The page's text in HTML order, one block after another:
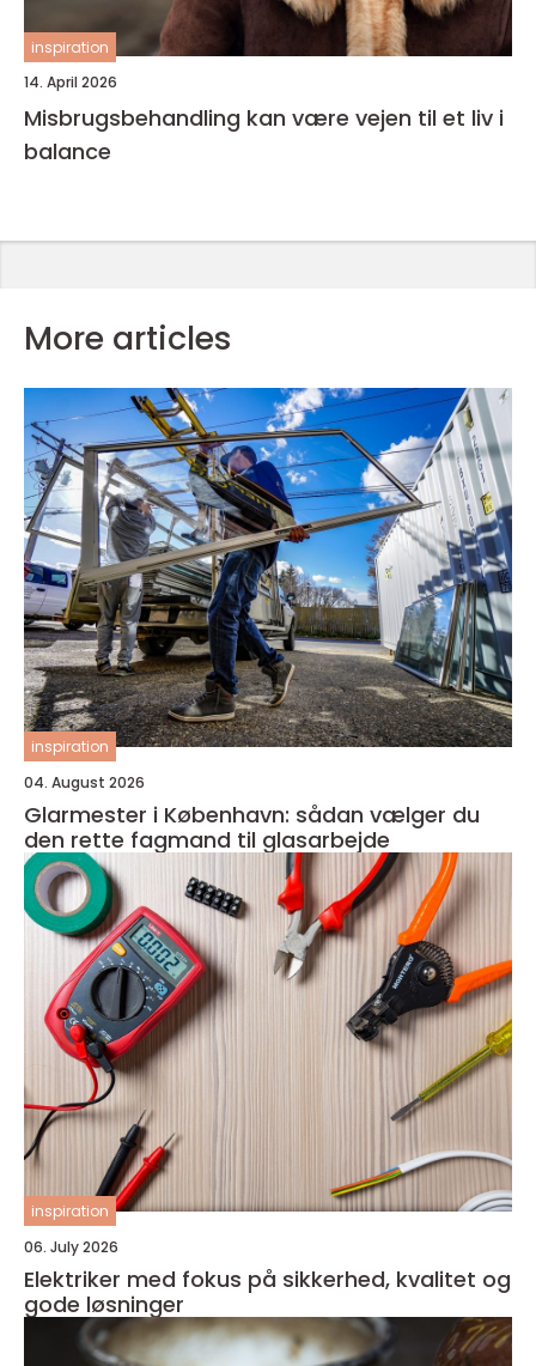
inspiration
14. April 2026
Misbrugsbehandling kan være vejen til et liv i
balance
More articles
inspiration
04. August 2026
Glarmester i København: sådan vælger du
den rette fagmand til glasarbejde
inspiration
06. July 2026
Elektriker med fokus på sikkerhed, kvalitet og
gode løsninger